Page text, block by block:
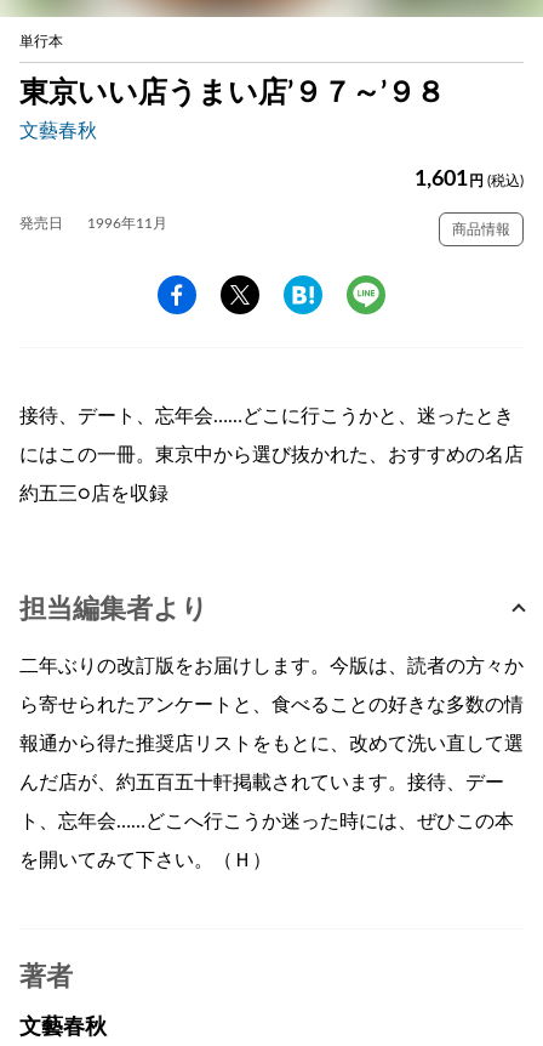
単行本
東京いい店うまい店’９７～’９８
文藝春秋
1,601 円 (税込)
発売日 1996年11月 商品情報
接待、デート、忘年会……どこに行こうかと、迷ったとき
にはこの一冊。東京中から選び抜かれた、おすすめの名店
約五三○店を収録
担当編集者より
二年ぶりの改訂版をお届けします。今版は、読者の方々か
ら寄せられたアンケートと、食べることの好きな多数の情
報通から得た推奨店リストをもとに、改めて洗い直して選
んだ店が、約五百五十軒掲載されています。接待、デー
ト、忘年会……どこへ行こうか迷った時には、ぜひこの本
を開いてみて下さい。（Ｈ）
著者
文藝春秋